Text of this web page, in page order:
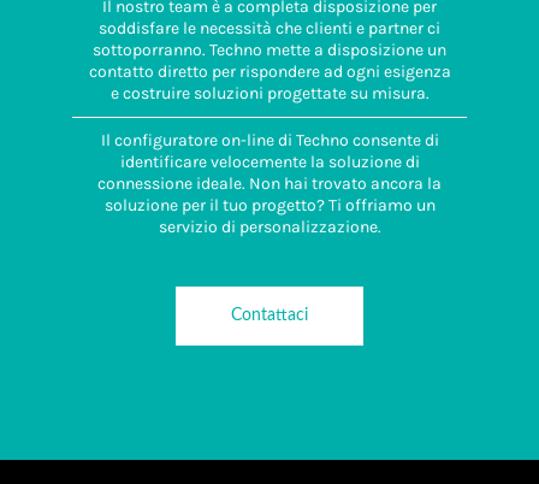
Il nostro team è a completa disposizione per
soddisfare le necessità che clienti e partner ci
sottoporranno. Techno mette a disposizione un
contatto diretto per rispondere ad ogni esigenza
e costruire soluzioni progettate su misura.
Il configuratore on-line di Techno consente di
identificare velocemente la soluzione di
connessione ideale. Non hai trovato ancora la
soluzione per il tuo progetto? Ti offriamo un
servizio di personalizzazione.
Contattaci